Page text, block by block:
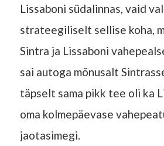
Lissaboni südalinnas, vaid
strateegiliselt sellise koha,
Sintra ja Lissaboni
sai autoga mõnusalt
täpselt sama pikk tee oli ka
oma kolmepäevase
jaotasimegi.